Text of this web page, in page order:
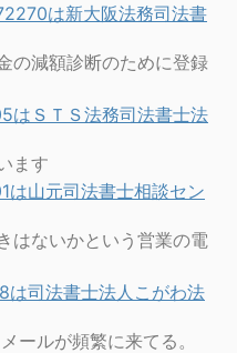
は新大阪法務司法書
の減額診断のために登録
はＳＴＳ法務司法書士法
ます
山元司法書士相談セン
はないかという営業の電
司法書士法人こがわ法
ールが頻繁に来てる。